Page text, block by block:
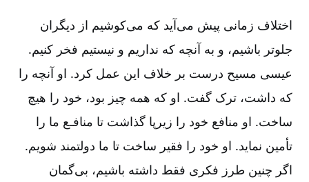
اختلاف زمانی پیش می‌آید که می‌کوشیم از دیگران
جلوتر باشیم‌، و به آنچه که نداریم و نیستیم فخر کنیم‌.
عیسی مسیح درست بر خلاف این عمل کرد. او آنچه را
که داشت‌، ترک گفت‌. او که همه چیز بود، خود را هیچ
ساخت‌. او منافع خود را زیرپا گذاشت تا منافـع ما را
تأمین نماید. او خود را فقیر ساخت تا ما دولتمند شویم‌.
اگر چنین طرز فکری فقط داشته باشیم‌، بی‌گمان